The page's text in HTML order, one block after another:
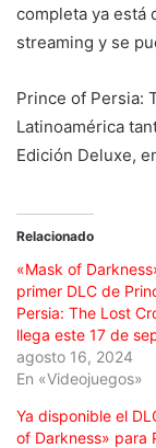
completa ya está
streaming y se
Prince of Persia:
Latinoamérica
Edición Deluxe,
Relacionado
«Mask of
primer DLC de
Persia: The Lost
llega este 17 de
agosto 16, 2024
En «Videojuegos»
Ya disponible el
of Darkness» para